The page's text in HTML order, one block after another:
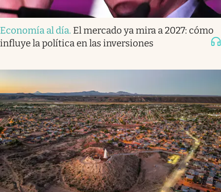
Economía al día. El mercado ya mira a 2027: cómo
influye la política en las inversiones